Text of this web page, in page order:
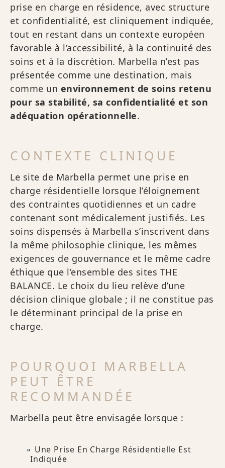
prise en charge en résidence, avec structure
et confidentialité, est cliniquement indiquée,
tout en restant dans un contexte européen
favorable à l’accessibilité, à la continuité des
soins et à la discrétion. Marbella n’est pas
présentée comme une destination, mais
comme un environnement de soins retenu
pour sa stabilité, sa confidentialité et son
adéquation opérationnelle.
CONTEXTE CLINIQUE
Le site de Marbella permet une prise en
charge résidentielle lorsque l’éloignement
des contraintes quotidiennes et un cadre
contenant sont médicalement justifiés. Les
soins dispensés à Marbella s’inscrivent dans
la même philosophie clinique, les mêmes
exigences de gouvernance et le même cadre
éthique que l’ensemble des sites THE
BALANCE. Le choix du lieu relève d’une
décision clinique globale ; il ne constitue pas
le déterminant principal de la prise en
charge.
POURQUOI MARBELLA
PEUT ÊTRE
RECOMMANDÉE
Marbella peut être envisagée lorsque :
Une Prise En Charge Résidentielle Est
Indiquée